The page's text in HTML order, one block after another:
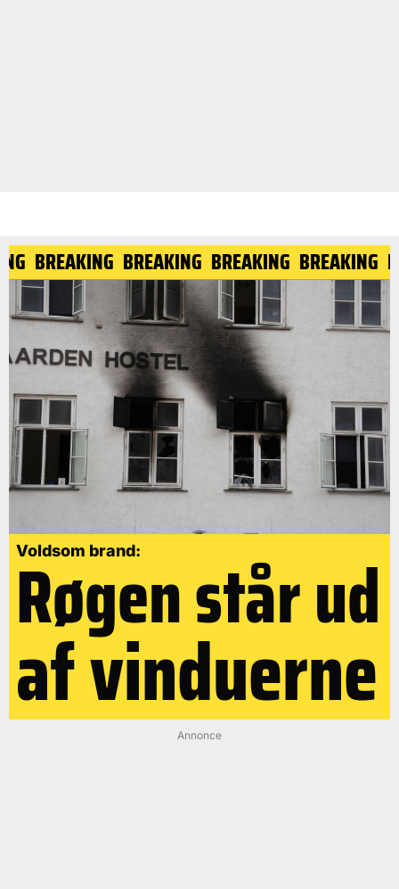
BREAKING BREAKING BREAKING BREAKING
Voldsom brand:
Røgen står ud
af vinduerne
Annonce